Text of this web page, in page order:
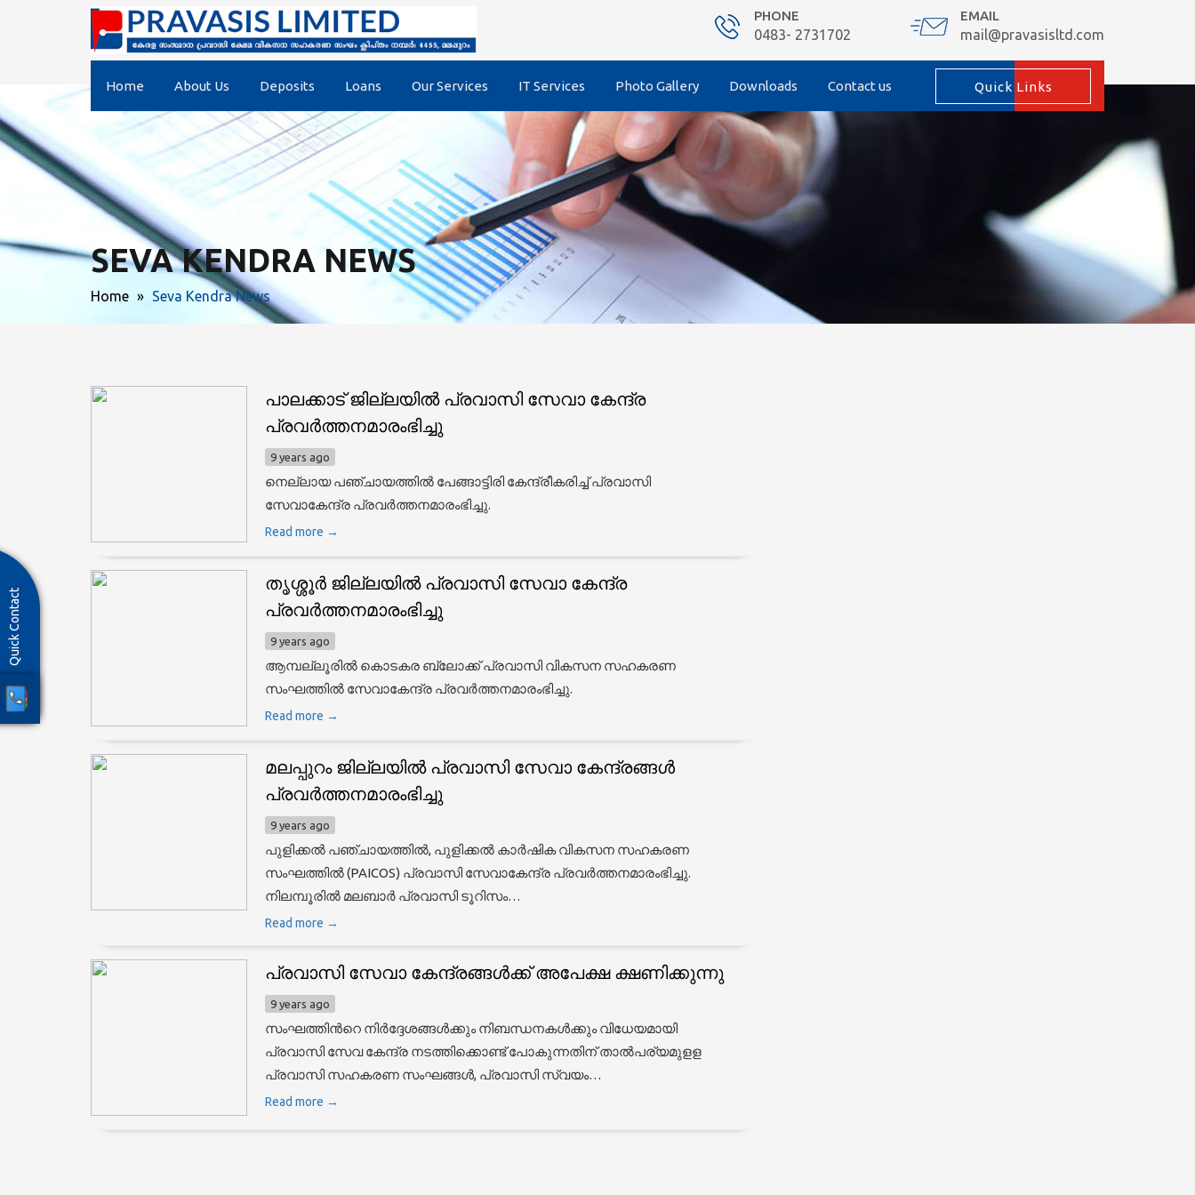
PHONE
0483- 2731702
EMAIL
mail@pravasisltd.com
Home About Us Deposits Loans Our Services IT Services Photo Gallery Downloads Contact us Quick Links
Quick Contact
SEVA KENDRA NEWS
Home » Seva Kendra News
പാലക്കാട്‌ ജില്ലയില്‍ പ്രവാസി സേവാ കേന്ദ്ര
പ്രവര്‍ത്തനമാരംഭിച്ചു
9 years ago
നെല്ലായ പഞ്ചായത്തില്‍ പേങ്ങാട്ടിരി കേന്ദ്രീകരിച്ച് പ്രവാസി
സേവാകേന്ദ്ര പ്രവര്‍ത്തനമാരംഭിച്ചു.
Read more →
തൃശ്ശൂര്‍ ജില്ലയില്‍ പ്രവാസി സേവാ കേന്ദ്ര
പ്രവര്‍ത്തനമാരംഭിച്ചു
9 years ago
ആമ്പല്ലൂരില്‍ കൊടകര ബ്ലോക്ക്‌ പ്രവാസി വികസന സഹകരണ
സംഘത്തില്‍ സേവാകേന്ദ്ര പ്രവര്‍ത്തനമാരംഭിച്ചു.
Read more →
മലപ്പുറം ജില്ലയില്‍ പ്രവാസി സേവാ കേന്ദ്രങ്ങള്‍
പ്രവര്‍ത്തനമാരംഭിച്ചു
9 years ago
പുളിക്കല്‍ പഞ്ചായത്തില്‍, പുളിക്കല്‍ കാര്‍ഷിക വികസന സഹകരണ
സംഘത്തില്‍ (PAICOS) പ്രവാസി സേവാകേന്ദ്ര പ്രവര്‍ത്തനമാരംഭിച്ചു.
നിലമ്പൂരില്‍ മലബാര്‍ പ്രവാസി ടൂറിസം…
Read more →
പ്രവാസി സേവാ കേന്ദ്രങ്ങള്‍ക്ക് അപേക്ഷ ക്ഷണിക്കുന്നു
9 years ago
സംഘത്തിന്‍റെ നിര്‍ദ്ദേശങ്ങള്‍ക്കും നിബന്ധനകള്‍ക്കും വിധേയമായി
പ്രവാസി സേവ കേന്ദ്ര നടത്തിക്കൊണ്ട് പോകുന്നതിന് താല്‍പര്യമുളള
പ്രവാസി സഹകരണ സംഘങ്ങള്‍, പ്രവാസി സ്വയം…
Read more →